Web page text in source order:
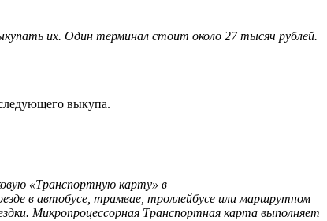
их. Один терминал стоит около 27 тысяч рублей.
выкупа.
«Транспортную карту» в
в автобусе, трамвае, троллейбусе или маршрутном
Микропроцессорная Транспортная карта выполняет